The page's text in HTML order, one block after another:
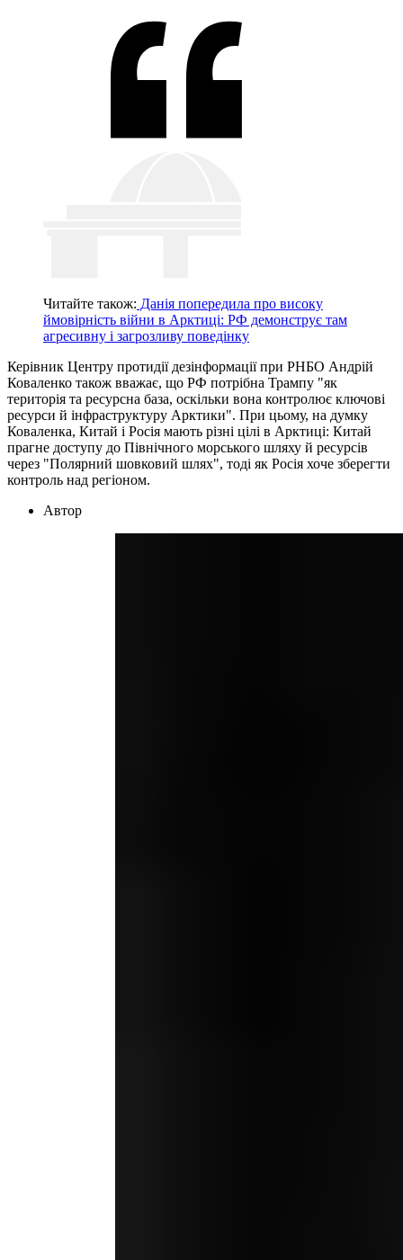
Читайте також: Данія попередила про високу
ймовірність війни в Арктиці: РФ демонструє там
агресивну і загрозливу поведінку
Керівник Центру протидії дезінформації при РНБО Андрій
Коваленко також вважає, що РФ потрібна Трампу "як
територія та ресурсна база, оскільки вона контролює ключові
ресурси й інфраструктуру Арктики". При цьому, на думку
Коваленка, Китай і Росія мають різні цілі в Арктиці: Китай
прагне доступу до Північного морського шляху й ресурсів
через "Полярний шовковий шлях", тоді як Росія хоче зберегти
контроль над регіоном.
Автор